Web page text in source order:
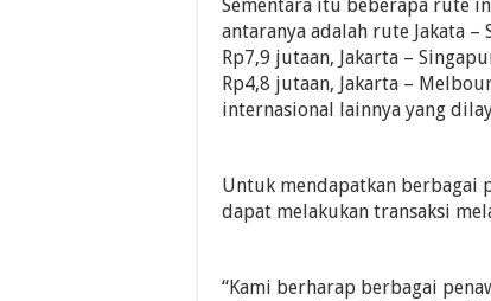
Sementara itu beberapa rute
antaranya adalah rute Jakata
Rp7,9 jutaan, Jakarta –
Rp4,8 jutaan, Jakarta –
internasional lainnya yang
Untuk mendapatkan berbagai
dapat melakukan transaksi
“Kami berharap berbagai